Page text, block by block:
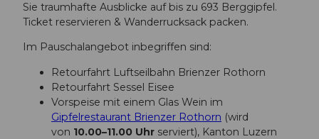
Sie traumhafte Ausblicke auf bis zu 693 Berggipfel.
Ticket reservieren & Wanderrucksack packen.
Im Pauschalangebot inbegriffen sind:
Retourfahrt Luftseilbahn Brienzer Rothorn
Retourfahrt Sessel Eisee
Vorspeise mit einem Glas Wein im
Gipfelrestaurant Brienzer Rothorn (wird
von 10.00–11.00 Uhr serviert), Kanton Luzern